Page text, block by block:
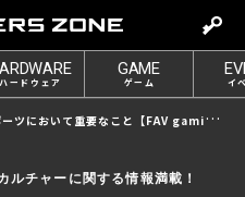
e
t
l
ハードウェア
GAME
ゲーム イ
おいて重要なこと【FAV gaming・ShiN選手の『R6S』戦術論】
ルチャーに関する情報満載！